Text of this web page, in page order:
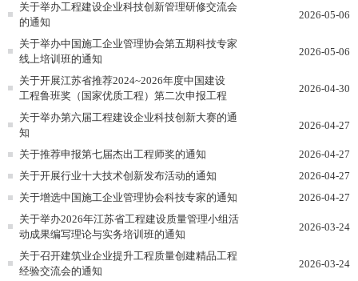
关于举办工程建设企业科技创新管理研修交流会
的通知
2026-05-06
关于举办中国施工企业管理协会第五期科技专家
线上培训班的通知
2026-05-06
关于开展江苏省推荐2024~2026年度中国建设
工程鲁班奖（国家优质工程）第二次申报工程
2026-04-30
关于举办第六届工程建设企业科技创新大赛的通
知
2026-04-27
关于推荐申报第七届杰出工程师奖的通知
2026-04-27
关于开展行业十大技术创新发布活动的通知
2026-04-27
关于增选中国施工企业管理协会科技专家的通知
2026-04-27
关于举办2026年江苏省工程建设质量管理小组活
动成果编写理论与实务培训班的通知
2026-03-24
关于召开建筑业企业提升工程质量创建精品工程
经验交流会的通知
2026-03-24